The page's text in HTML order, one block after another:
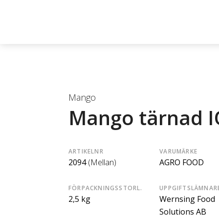
Mango
Mango tärnad
ARTIKELNR
2094 (Mellan)
VARUMÄRKE
AGRO FOOD
FÖRPACKNINGSSTORL.
2,5 kg
Wernsing Food
Solutions AB